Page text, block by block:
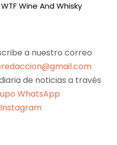
Wine And Whisky
a nuestro correo
de noticias a través
WhatsApp
Instagram